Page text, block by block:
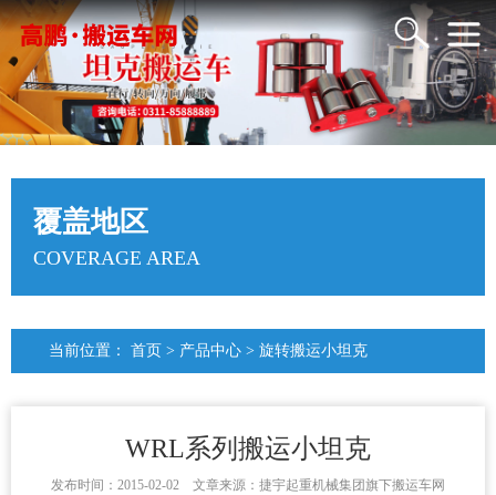
覆盖地区
COVERAGE AREA
当前位置： 首页 > 产品中心 > 旋转搬运小坦克
WRL系列搬运小坦克
发布时间：2015-02-02 文章来源：捷宇起重机械集团旗下搬运车网